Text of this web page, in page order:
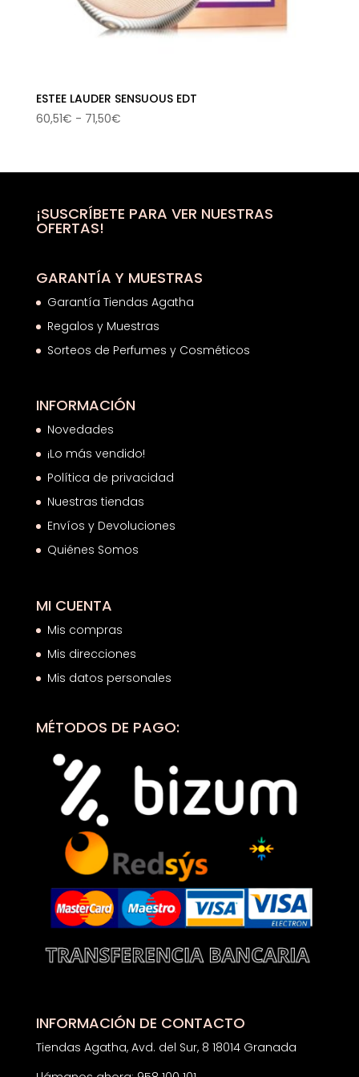
ESTEE LAUDER SENSUOUS EDT
60,51€ - 71,50€Rango
desde
hasta
¡SUSCRÍBETE PARA VER NUESTRAS
OFERTAS!
GARANTÍA Y MUESTRAS
Garantía Tiendas Agatha
Regalos y Muestras
Sorteos de Perfumes y Cosméticos
INFORMACIÓN
Novedades
¡Lo más vendido!
Política de privacidad
Nuestras tiendas
Envíos y Devoluciones
Quiénes Somos
MI CUENTA
Mis compras
Mis direcciones
Mis datos personales
MÉTODOS DE PAGO:
INFORMACIÓN DE CONTACTO
Tiendas Agatha, Avd. del Sur, 8 18014 Granada